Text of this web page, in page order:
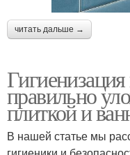
читать дальше →
правильно
плиткой и
В нашей статье мы